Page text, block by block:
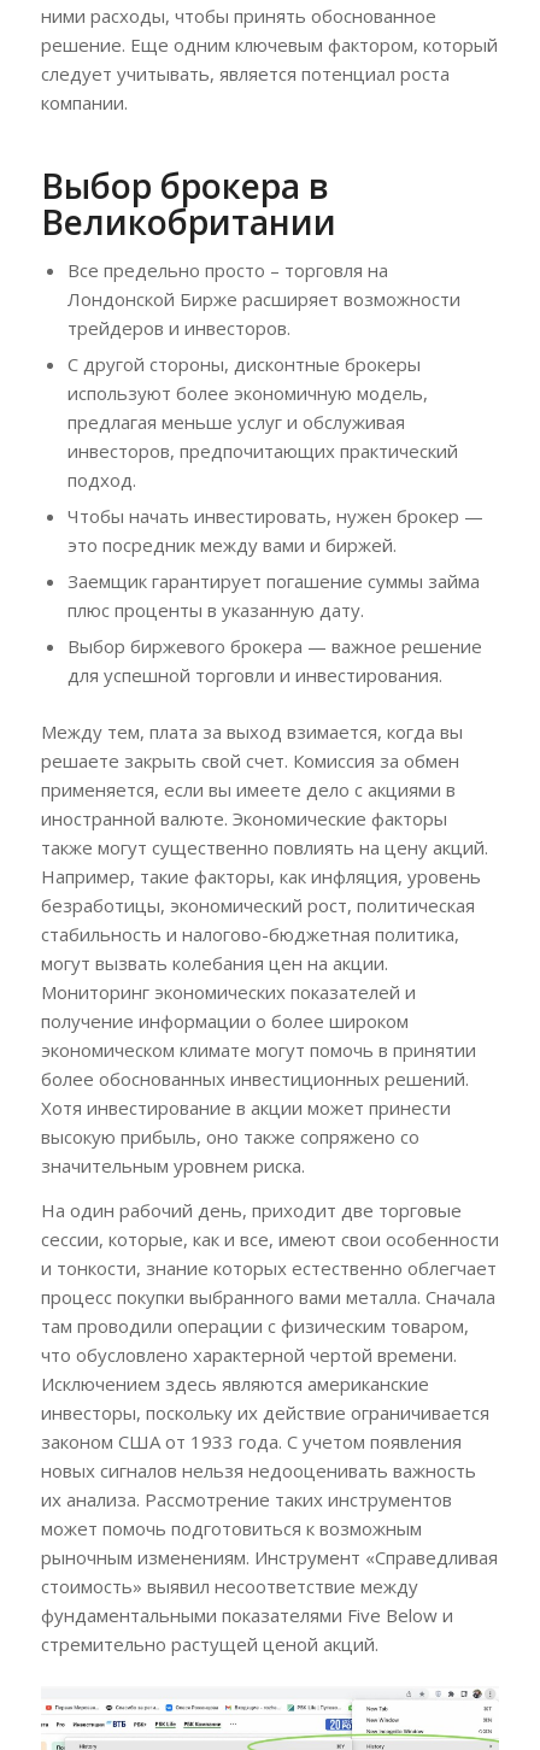
ними расходы, чтобы принять обоснованное
решение. Еще одним ключевым фактором, который
следует учитывать, является потенциал роста
компании.
Выбор брокера в
Великобритании
Все предельно просто – торговля на
Лондонской Бирже расширяет возможности
трейдеров и инвесторов.
С другой стороны, дисконтные брокеры
используют более экономичную модель,
предлагая меньше услуг и обслуживая
инвесторов, предпочитающих практический
подход.
Чтобы начать инвестировать, нужен брокер —
это посредник между вами и биржей.
Заемщик гарантирует погашение суммы займа
плюс проценты в указанную дату.
Выбор биржевого брокера — важное решение
для успешной торговли и инвестирования.
Между тем, плата за выход взимается, когда вы
решаете закрыть свой счет. Комиссия за обмен
применяется, если вы имеете дело с акциями в
иностранной валюте. Экономические факторы
также могут существенно повлиять на цену акций.
Например, такие факторы, как инфляция, уровень
безработицы, экономический рост, политическая
стабильность и налогово-бюджетная политика,
могут вызвать колебания цен на акции.
Мониторинг экономических показателей и
получение информации о более широком
экономическом климате могут помочь в принятии
более обоснованных инвестиционных решений.
Хотя инвестирование в акции может принести
высокую прибыль, оно также сопряжено со
значительным уровнем риска.
На один рабочий день, приходит две торговые
сессии, которые, как и все, имеют свои особенности
и тонкости, знание которых естественно облегчает
процесс покупки выбранного вами металла. Сначала
там проводили операции с физическим товаром,
что обусловлено характерной чертой времени.
Исключением здесь являются американские
инвесторы, поскольку их действие ограничивается
законом США от 1933 года. С учетом появления
новых сигналов нельзя недооценивать важность
их анализа. Рассмотрение таких инструментов
может помочь подготовиться к возможным
рыночным изменениям. Инструмент «Справедливая
стоимость» выявил несоответствие между
фундаментальными показателями Five Below и
стремительно растущей ценой акций.